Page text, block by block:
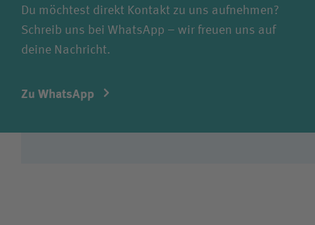
Du möchtest direkt Kontakt zu uns aufnehmen?
Schreib uns bei WhatsApp – wir freuen uns auf
deine Nachricht.
Zu WhatsApp